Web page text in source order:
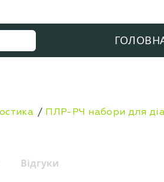
ПЛР-РЧ набори для
Відгуки